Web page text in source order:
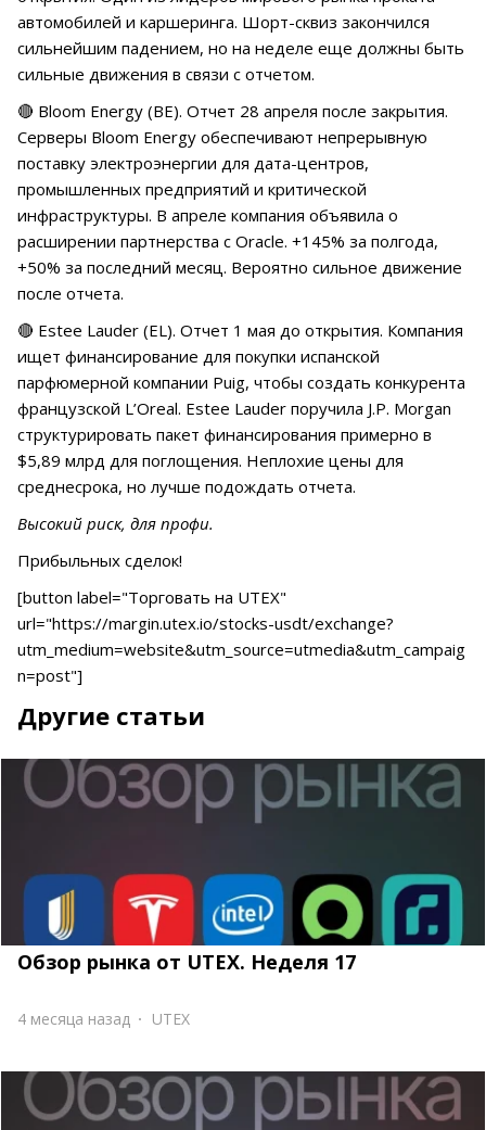
автомобилей и каршеринга. Шорт-сквиз закончился
сильнейшим падением, но на неделе еще должны быть
сильные движения в связи с отчетом.
🔴 Bloom Energy (BE). Отчет 28 апреля после закрытия.
Серверы Bloom Energy обеспечивают непрерывную
поставку электроэнергии для дата-центров,
промышленных предприятий и критической
инфраструктуры. В апреле компания объявила о
расширении партнерства с Oracle. +145% за полгода,
+50% за последний месяц. Вероятно сильное движение
после отчета.
🔴 Estee Lauder (EL). Отчет 1 мая до открытия. Компания
ищет финансирование для покупки испанской
парфюмерной компании Puig, чтобы создать конкурента
французской L’Oreal. Estee Lauder поручила J.P. Morgan
структурировать пакет финансирования примерно в
$5,89 млрд для поглощения. Неплохие цены для
среднесрока, но лучше подождать отчета.
Высокий риск, для профи.
Прибыльных сделок!
[button label="Торговать на UTEX"
url="https://margin.utex.io/stocks-usdt/exchange?
utm_medium=website&utm_source=utmedia&utm_campaig
n=post"]
Другие статьи
Обзор рынка от UTEX. Неделя 17
4 месяца назад UTEX